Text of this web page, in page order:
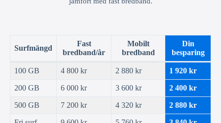
Surfmängd
Fast
bredband/år
Mobilt
bredband
Din
besparing
100 GB 4 800 kr 2 880 kr 1 920 kr
200 GB 6 000 kr 3 600 kr 2 400 kr
500 GB 7 200 kr 4 320 kr 2 880 kr